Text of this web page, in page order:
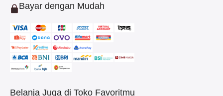
Bayar dengan Mudah
Belanja Juga di Toko Favoritmu